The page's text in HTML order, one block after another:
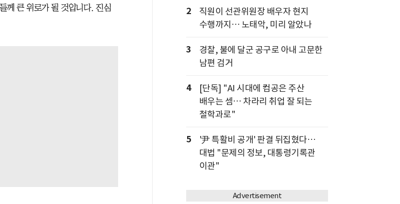
께 큰 위로가 될 것입니다. 진심
2
직원이 선관위원장 배우자 현지
수행까지… 노태악, 미리 알았나
3
경찰, 불에 달군 공구로 아내 고문한
남편 검거
4
[단독] "AI 시대에 컴공은 주산
배우는 셈… 차라리 취업 잘 되는
철학과로"
5
'尹 특활비 공개' 판결 뒤집혔다…
대법 "문제의 정보, 대통령기록관
이관"